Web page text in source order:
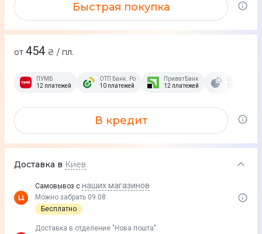
Быстрая покупка
от 454 ₴ / пл.
ПУМБ
12 платежей
ОТП Банк. Розстрочка Скибочка.
10 платежей
ПриватБанк
12 платежей
15 платежей
В кредит
Доставка в Киев
Самовывоз с наших магазинов
Можно забрать 09.08
Бесплатно
Доставка в отделение "Нова пошта"